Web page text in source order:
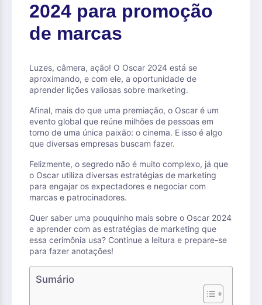
2024 para promoção
de marcas
Luzes, câmera, ação! O Oscar 2024 está se
aproximando, e com ele, a oportunidade de
aprender lições valiosas sobre marketing.
Afinal, mais do que uma premiação, o Oscar é um
evento global que reúne milhões de pessoas em
torno de uma única paixão: o cinema. E isso é algo
que diversas empresas buscam fazer.
Felizmente, o segredo não é muito complexo, já que
o Oscar utiliza diversas estratégias de marketing
para engajar os expectadores e negociar com
marcas e patrocinadores.
Quer saber uma pouquinho mais sobre o Oscar 2024
e aprender com as estratégias de marketing que
essa cerimônia usa? Continue a leitura e prepare-se
para fazer anotações!
Sumário